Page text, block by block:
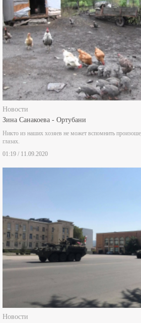
Новости
Зина Санакоева - Ортубани
Никто из наших хозяев не может вспомнить
глазах.
01:19 / 11.09.2020
Новости